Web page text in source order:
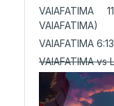
VAIAFATIMA)
VAIAFATIMA
VAIAFATIMA vs